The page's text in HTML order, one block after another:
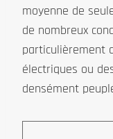
moyenne de
de nombreux
particulièrement
électriques ou
densément